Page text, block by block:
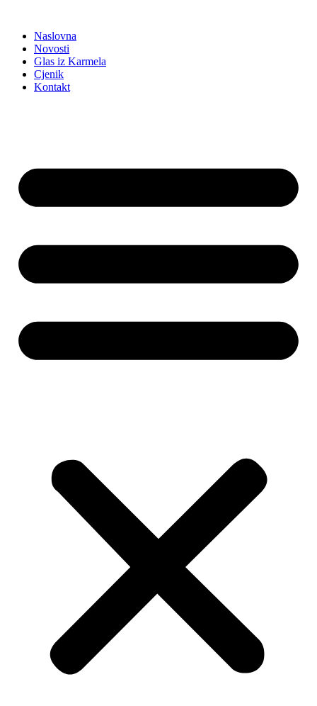
sadržajNaslovna
Novosti
Glas iz Karmela
Cjenik
Kontakt